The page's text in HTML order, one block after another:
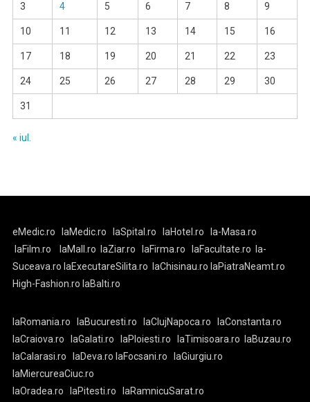
3 4 5 6 7 8 9
10 11 12 13 14 15 16
17 18 19 20 21 22 23
24 25 26 27 28 29 30
31
« iul.
eMedic.ro laMedic.ro laSpital.ro laHotel.ro
la-Masa.ro
laFilm.ro
laMall.ro laZiar.ro laFirma.ro laFacultate.ro
la-
Suceava.ro laExecutareSilita.ro laChisinau.ro laPiatraNeamt.ro
High-Fashion.ro laBalti.ro
laRomania.ro laBucuresti.ro laClujNapoca.ro
laConstanta.ro
laCraiova.ro
laGalati.ro laPloiesti.ro laTimisoara.ro
laBuzau.ro
laCalarasi.ro
laDeva.ro laFocsani.ro
laGiurgiu.ro
laMiercureaCiuc.ro
laOradea.ro
laPitesti.ro laRamnicuSarat.ro